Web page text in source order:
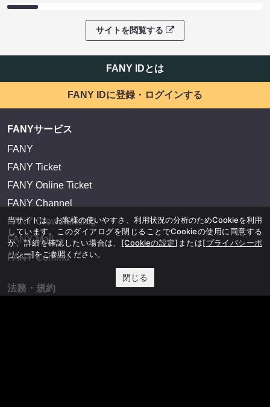
サイトを閲覧する
FANY IDとは
FANY IDに登録・ログインする
FANYサービス
FANY
FANY Ticket
FANY Online Ticket
FANY Channel
FANY Crowdfunding
FANY Mall
FANY Commu
法務・規約
当サイトは、お客様の使いやすさ、利用状況の分析のためCookieを利用
しています。このダイアログを閉じることでCookieの使用に同意する
か、詳細を確認したい場合は、 [Cookieの設定] または[プライバシーポ
リシー]をご参照ください。
閉じる